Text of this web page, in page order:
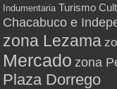
Indumentaria Turismo
Chacabuco e
zona Lezama
Mercado zona
Plaza Dorrego